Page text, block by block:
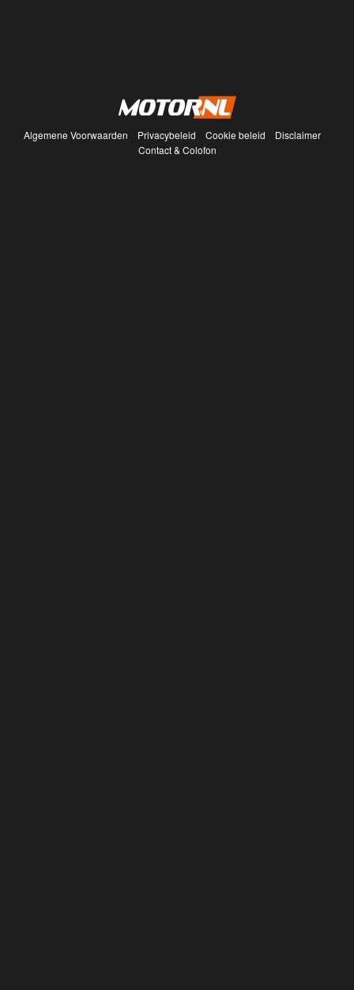
Algemene Voorwaarden Privacybeleid Cookie beleid
Disclaimer
Contact & Colofon